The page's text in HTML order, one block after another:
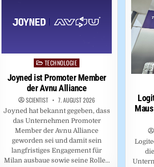
Posted
in
TECHNOLOGIE
Joyned ist Promoter Member
der Avnu Alliance
SCIENTIST 7. AUGUST 2026
Joyned hat bekannt gegeben, dass
das Unternehmen Promoter
Member der Avnu Alliance
geworden sei und damit sein
langfristiges Engagement für
Milan ausbaue sowie seine Rolle…